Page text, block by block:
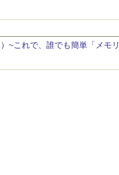
~これで、誰でも簡単「メモリ